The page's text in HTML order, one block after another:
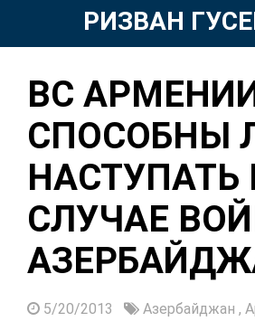
РИЗВАН
ВС
СПОСОБНЫ
НАСТУПАТЬ
СЛУЧАЕ
5/20/2013 Азербайджан ,